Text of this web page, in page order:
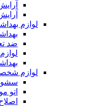
لوازم
ضد
لوازم
اتو